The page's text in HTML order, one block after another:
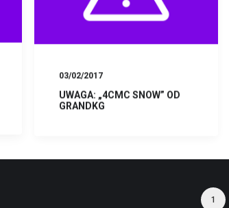
03/02/2017
UWAGA: „4CMC SNOW” OD
GRANDKG
1